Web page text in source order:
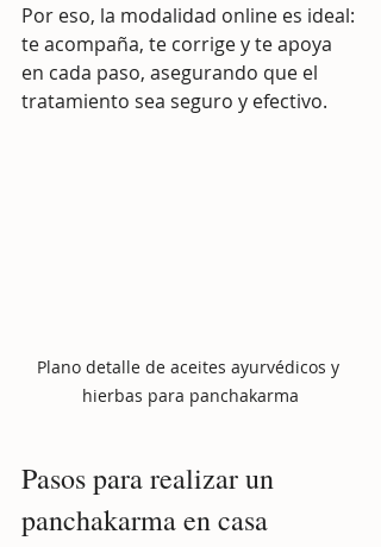
Por eso, la modalidad online es ideal:
te acompaña, te corrige y te apoya
en cada paso, asegurando que el
tratamiento sea seguro y efectivo.
Plano detalle de aceites ayurvédicos y
hierbas para panchakarma
Pasos para realizar un
panchakarma en casa